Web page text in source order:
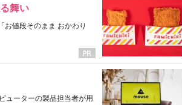
舞い
お値段そのまま おかわり
ューターの製品担当者が用